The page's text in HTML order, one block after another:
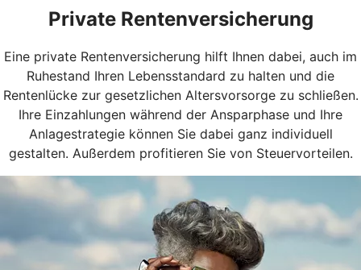
Private Rentenversicherung
Eine private Rentenversicherung hilft Ihnen dabei, auch im
Ruhestand Ihren Lebensstandard zu halten und die
Rentenlücke zur gesetzlichen Altersvorsorge zu schließen.
Ihre Einzahlungen während der Ansparphase und Ihre
Anlagestrategie können Sie dabei ganz individuell
gestalten. Außerdem profitieren Sie von Steuervorteilen.